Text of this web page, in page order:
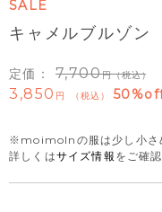
SALE
キャメルブルゾン
定価： 7,700 （税込）
3,850 税込
※moimolnの服は少し小さ
詳しくはサイズ情報 をご確